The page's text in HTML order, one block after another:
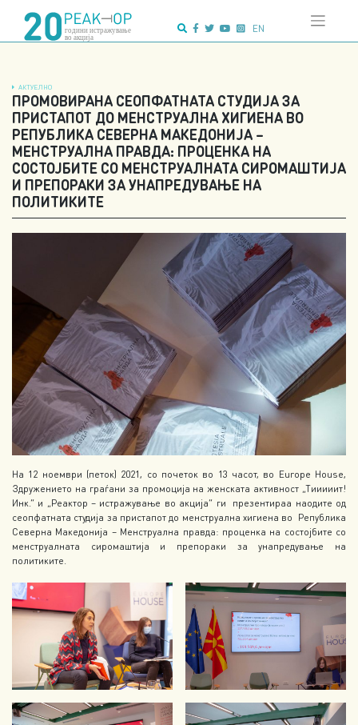
content
EN
АКТУЕЛНО
ПРОМОВИРАНА СЕОПФАТНАТА СТУДИЈА ЗА
ПРИСТАПОТ ДО МЕНСТРУАЛНА ХИГИЕНА ВО
РЕПУБЛИКА СЕВЕРНА МАКЕДОНИЈА –
МЕНСТРУАЛНА ПРАВДА: ПРОЦЕНКА НА
СОСТОЈБИТЕ СО МЕНСТРУАЛНАТА СИРОМАШТИЈА
И ПРЕПОРАКИ ЗА УНАПРЕДУВАЊЕ НА
ПОЛИТИКИТЕ
На 12 ноември (петок) 2021, со почеток во 13 часот, во Europe House,
Здружението на граѓани за промоција на женската активност „Тииииит!
Инк.“ и „Реактор – истражување во акција“ ги презентираа наодите од
сеопфатната студија за пристапот до менструална хигиена во Република
Северна Македонија – Менструална правда: проценка на состојбите со
менструалната сиромаштија и препораки за унапредување на
политиките.